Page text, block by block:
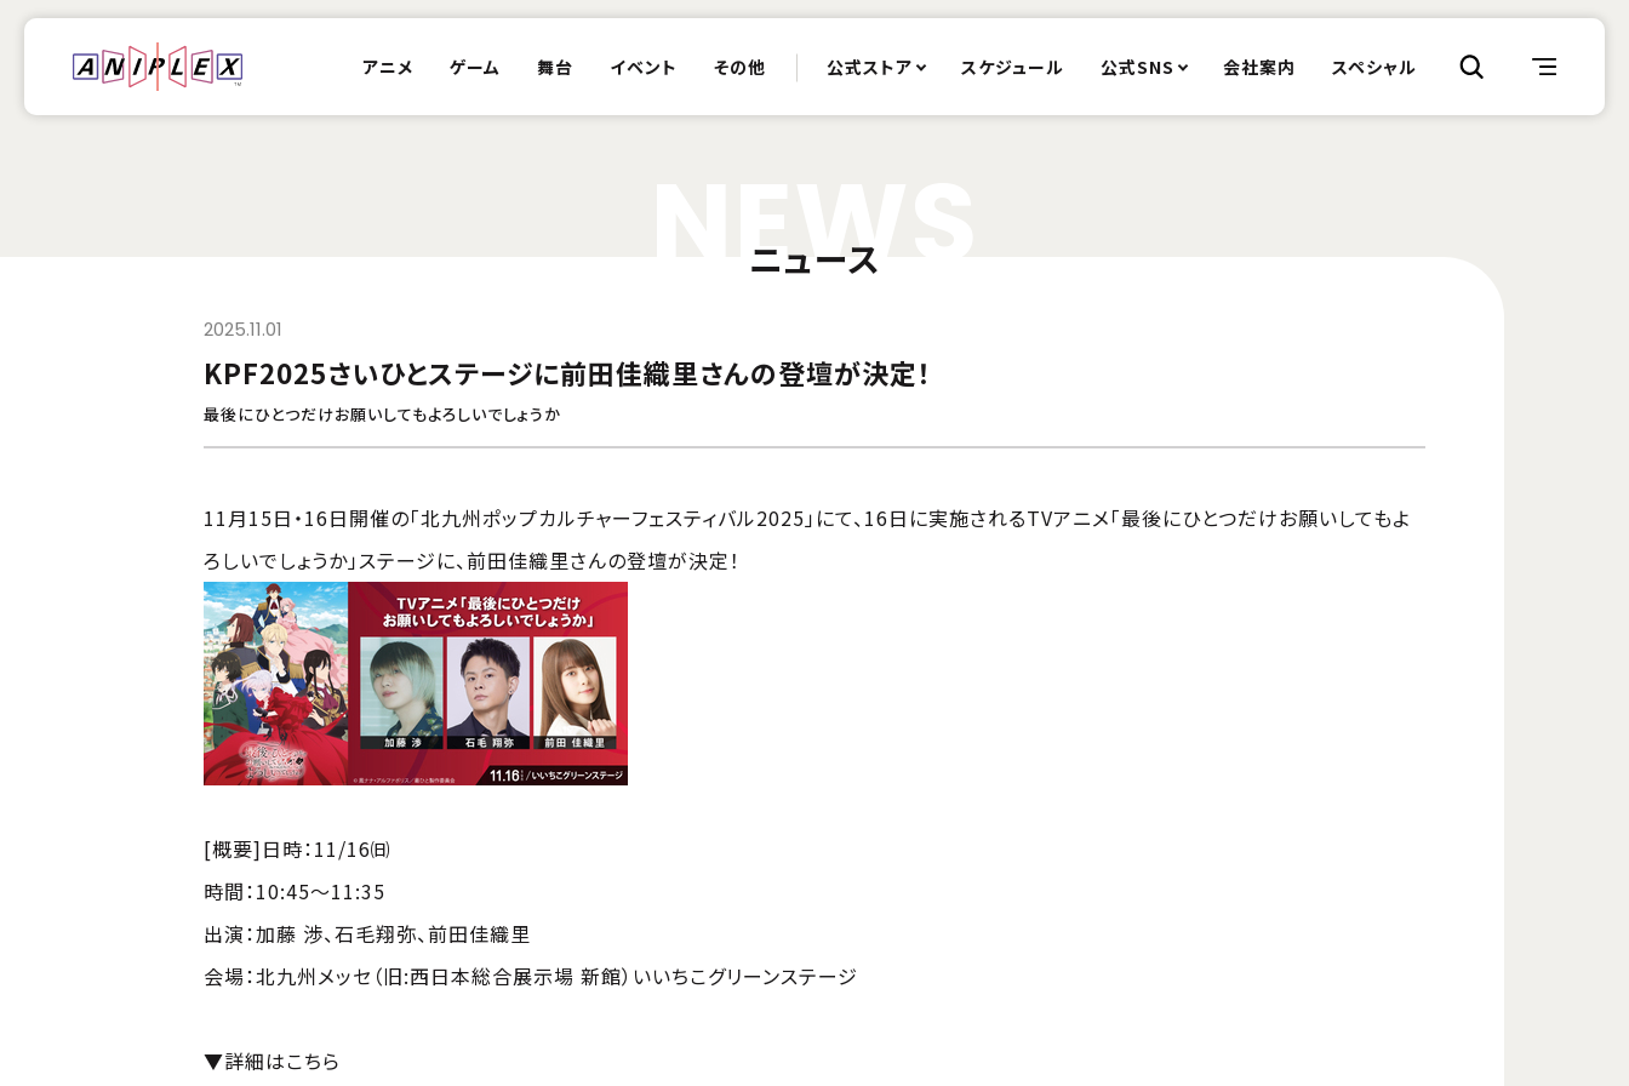
アニメ ゲーム 舞台 イベント その他 公式ストア スケジュール 公式SNS 会社案内 スペシャル
EW
ニュース
2025.11.01
KPF2025さいひとステージに前田佳織里さんの登壇が決定！
最後にひとつだけお願いしてもよろしいでしょうか
11月15日・16日開催の「北九州ポップカルチャーフェスティバル2025」にて、16日に実施されるTVアニメ「最後にひとつだけお願いしてもよ
ろしいでしょうか」ステージに、前田佳織里さんの登壇が決定！
[概要]日時：11/16㈰
時間：10:45～11:35
出演：加藤 渉、石毛翔弥、前田佳織里
会場：北九州メッセ（旧:西日本総合展示場 新館）いいちこグリーンステージ
▼詳細はこちら